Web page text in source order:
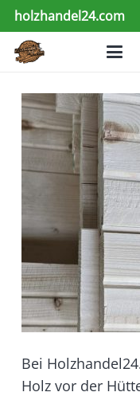
holzhandel24.com
Bei
Holz vor der